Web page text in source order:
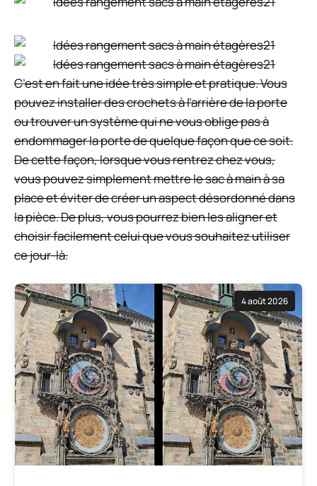
C’est en fait une idée très simple et pratique. Vous
pouvez installer des crochets à l’arrière de la porte
ou trouver un système qui ne vous oblige pas à
endommager la porte de quelque façon que ce soit.
De cette façon, lorsque vous rentrez chez vous,
vous pouvez simplement mettre le sac à main à sa
place et éviter de créer un aspect désordonné dans
la pièce. De plus, vous pourrez bien les aligner et
choisir facilement celui que vous souhaitez utiliser
ce jour-là.
4 août 2026